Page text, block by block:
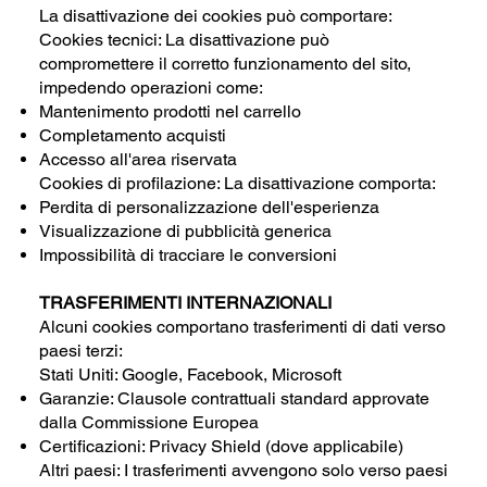
La disattivazione dei cookies può comportare:
Cookies tecnici: La disattivazione può
compromettere il corretto funzionamento del sito,
impedendo operazioni come:
Mantenimento prodotti nel carrello
Completamento acquisti
Accesso all'area riservata
Cookies di profilazione: La disattivazione comporta:
Perdita di personalizzazione dell'esperienza
Visualizzazione di pubblicità generica
Impossibilità di tracciare le conversioni
TRASFERIMENTI INTERNAZIONALI
Alcuni cookies comportano trasferimenti di dati verso
paesi terzi:
Stati Uniti: Google, Facebook, Microsoft
Garanzie: Clausole contrattuali standard approvate
dalla Commissione Europea
Certificazioni: Privacy Shield (dove applicabile)
Altri paesi: I trasferimenti avvengono solo verso paesi